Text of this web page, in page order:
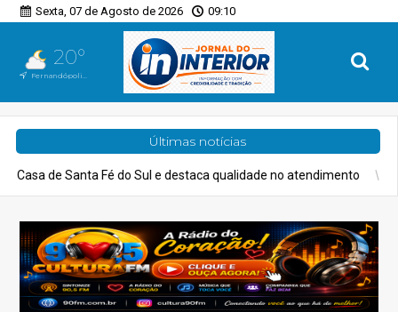
Sexta, 07 de Agosto de 2026 09:10
20°
Fernandópolis, SP
Últimas notícias
destaca qualidade no atendimento Geral Região de